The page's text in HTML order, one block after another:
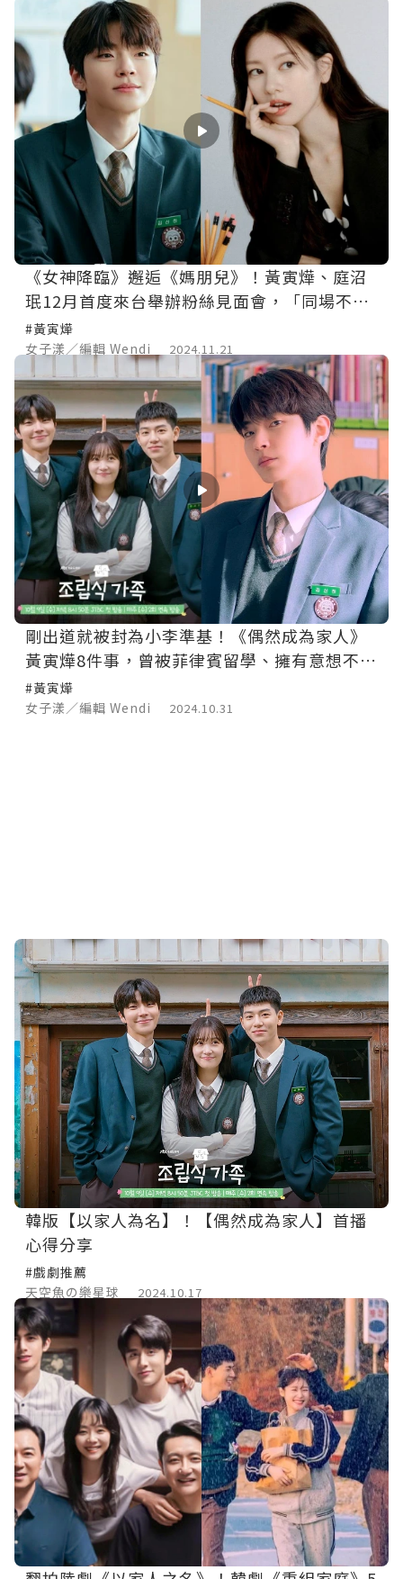
《女神降臨》邂逅《媽朋兒》！黃寅燁、庭沼
珉12月首度來台舉辦粉絲見面會，「同場不同
天」，放送耶誕驚喜！
#黃寅燁
女子漾／編輯 Wendi
2024.11.21
剛出道就被封為小李準基！《偶然成為家人》
黃寅燁8件事，曾被菲律賓留學、擁有意想不到
的好歌喉！
#黃寅燁
女子漾／編輯 Wendi
2024.10.31
韓版【以家人為名】！【偶然成為家人】首播
心得分享
#戲劇推薦
天空魚の樂星球
2024.10.17